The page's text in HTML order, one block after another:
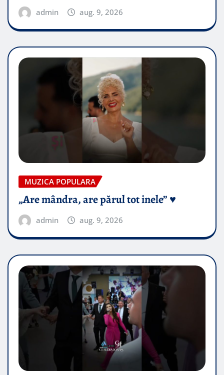
admin aug. 9, 2026
MUZICA POPULARA
„Are mândra, are părul tot inele” ♥️
admin aug. 9, 2026